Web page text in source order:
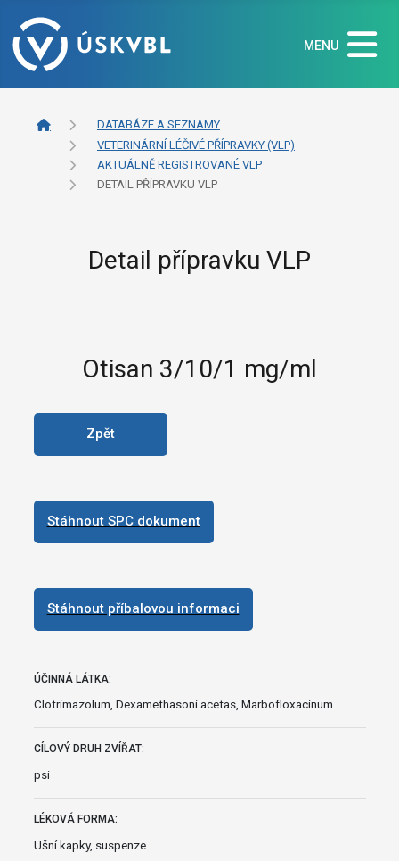
MENU
DATABÁZE A SEZNAMY
VETERINÁRNÍ LÉČIVÉ PŘÍPRAVKY (VLP)
AKTUÁLNĚ REGISTROVANÉ VLP
DETAIL PŘÍPRAVKU VLP
Detail přípravku VLP
Otisan 3/10/1 mg/ml
Zpět
Stáhnout SPC dokument
Stáhnout příbalovou informaci
ÚČINNÁ LÁTKA:
Clotrimazolum, Dexamethasoni acetas, Marbofloxacinum
CÍLOVÝ DRUH ZVÍŘAT:
psi
LÉKOVÁ FORMA:
Ušní kapky, suspenze